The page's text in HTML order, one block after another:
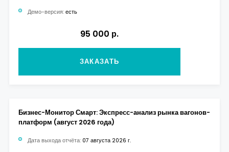
Демо-версия: есть
95 000 р.
ЗАКАЗАТЬ
Бизнес-Монитор Смарт: Экспресс-анализ рынка вагонов-
платформ (август 2026 года)
Дата выхода отчёта: 07 августа 2026 г.